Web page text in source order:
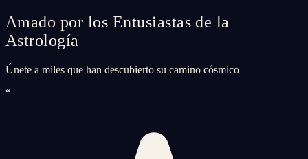
Amado por los Entusiastas de la
Astrología
Únete a miles que han descubierto su camino cósmico
“